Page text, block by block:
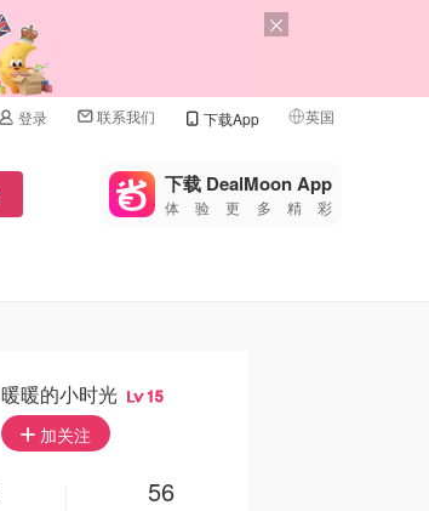
登录 联系我们 下载App 英国
🇺🇸
🇨🇳 中国
下载 DealMoon App
体验更多精彩
暖暖的小时光 15
加关注
56